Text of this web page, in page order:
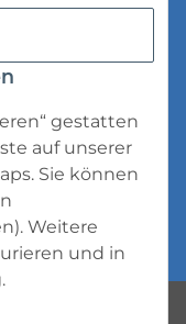
zzgl.
gestatten
auf unserer
Sie können
Weitere
und in
.